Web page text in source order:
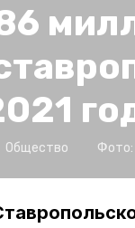
Общество Фото: